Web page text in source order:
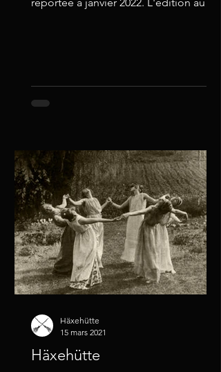
Häxehütte
Häxehütte
15 mars 2021